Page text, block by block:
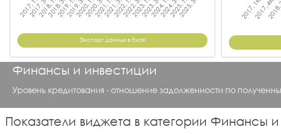
Экспорт данных в Excel
Финансы и инвестиции
Уровень кредитования - отношение задолженности по
Показатели виджета в категории Финансы и